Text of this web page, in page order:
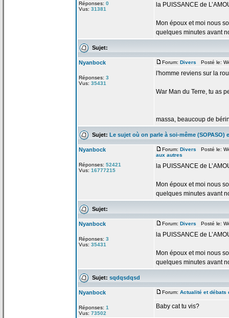
Réponses: 0
Vus: 31381
la PUISSANCE de
Mon époux et moi nous
quelques minutes avant
Sujet:
Nyanbock
Réponses: 3
Vus: 35431
Forum: Divers Posté le:
l'homme reviens sur la
War Man du Terre, tu as
massa, beaucoup de
Sujet: Le sujet où on parle à soi-même (SOPASO)
Nyanbock
Réponses: 52421
Vus: 16777215
Forum: Divers Posté le:
aux autres
la PUISSANCE de
Mon époux et moi nous
quelques minutes avant
Sujet:
Nyanbock
Réponses: 3
Vus: 35431
Forum: Divers Posté le:
la PUISSANCE de
Mon époux et moi nous
quelques minutes avant
Sujet: sqdqsdqsd
Nyanbock
Réponses: 1
Vus: 73502
Forum: Actualité et débats
Baby cat tu vis?